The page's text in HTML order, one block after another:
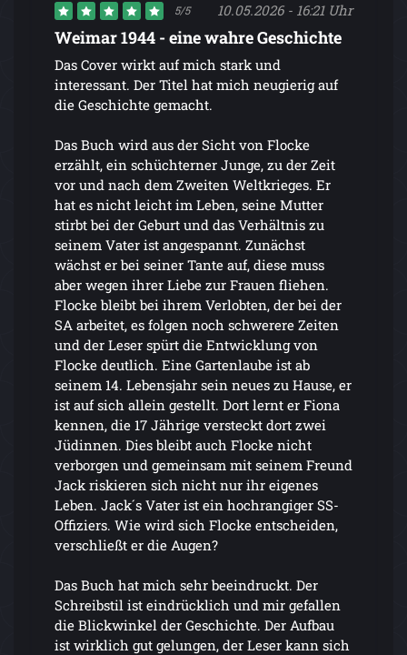
5/5 10.05.2026 - 16:21 Uhr
Weimar 1944 - eine wahre Geschichte
Das Cover wirkt auf mich stark und
interessant. Der Titel hat mich neugierig auf
die Geschichte gemacht.
Das Buch wird aus der Sicht von Flocke
erzählt, ein schüchterner Junge, zu der Zeit
vor und nach dem Zweiten Weltkrieges. Er
hat es nicht leicht im Leben, seine Mutter
stirbt bei der Geburt und das Verhältnis zu
seinem Vater ist angespannt. Zunächst
wächst er bei seiner Tante auf, diese muss
aber wegen ihrer Liebe zur Frauen fliehen.
Flocke bleibt bei ihrem Verlobten, der bei der
SA arbeitet, es folgen noch schwerere Zeiten
und der Leser spürt die Entwicklung von
Flocke deutlich. Eine Gartenlaube ist ab
seinem 14. Lebensjahr sein neues zu Hause, er
ist auf sich allein gestellt. Dort lernt er Fiona
kennen, die 17 Jährige versteckt dort zwei
Jüdinnen. Dies bleibt auch Flocke nicht
verborgen und gemeinsam mit seinem Freund
Jack riskieren sich nicht nur ihr eigenes
Leben. Jack´s Vater ist ein hochrangiger SS-
Offiziers. Wie wird sich Flocke entscheiden,
verschließt er die Augen?
Das Buch hat mich sehr beeindruckt. Der
Schreibstil ist eindrücklich und mir gefallen
die Blickwinkel der Geschichte. Der Aufbau
ist wirklich gut gelungen, der Leser kann sich